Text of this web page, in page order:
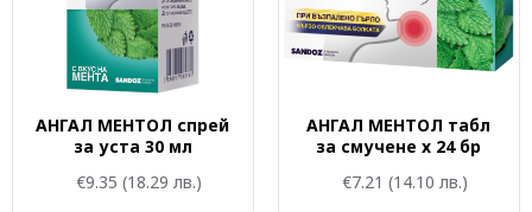
АНГАЛ МЕНТОЛ спрей
за уста 30 мл
€9.35 (18.29 лв.)
АНГАЛ МЕНТОЛ табл
за смучене x 24 бр
€7.21 (14.10 лв.)